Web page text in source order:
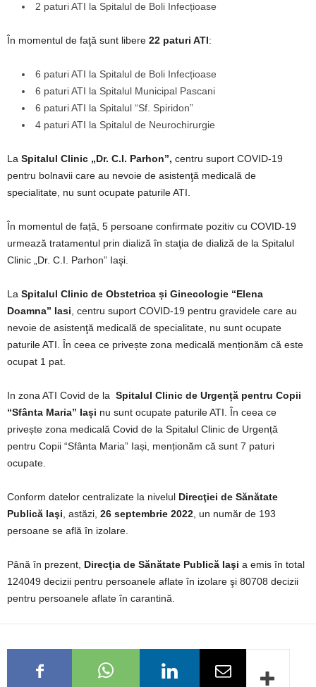
2 paturi ATI la Spitalul de Boli Infecțioase
În momentul de faţă sunt libere 22 paturi ATI:
6 paturi ATI la Spitalul de Boli Infecțioase
6 paturi ATI la Spitalul Municipal Pascani
6 paturi ATI la Spitalul “Sf. Spiridon”
4 paturi ATI la Spitalul de Neurochirurgie
La Spitalul Clinic „Dr. C.I. Parhon”, centru suport COVID-19
pentru bolnavii care au nevoie de asistenţă medicală de
specialitate, nu sunt ocupate paturile ATI.
În momentul de față, 5 persoane confirmate pozitiv cu COVID-19
urmează tratamentul prin dializă în staţia de dializă de la Spitalul
Clinic „Dr. C.I. Parhon” Iaşi.
La Spitalul Clinic de Obstetrica și Ginecologie “Elena
Doamna” Iasi , centru suport COVID-19 pentru gravidele care au
nevoie de asistenţă medicală de specialitate, nu sunt ocupate
paturile ATI. În ceea ce privește zona medicală menționăm că este
ocupat 1 pat.
In zona ATI Covid de la Spitalul Clinic de Urgență pentru Copii
“Sfânta Maria” Iași nu sunt ocupate paturile ATI. În ceea ce
privește zona medicală Covid de la Spitalul Clinic de Urgență
pentru Copii “Sfânta Maria” Iași, menționăm că sunt 7 paturi
ocupate.
Conform datelor centralizate la nivelul Direcţiei de Sănătate
Publică Iaşi , astăzi, 26 septembrie 2022 , un număr de 193
persoane se află în izolare.
Până în prezent, Direcţia de Sănătate Publică Iaşi a emis în total
124049 decizii pentru persoanele aflate în izolare şi 80708 decizii
pentru persoanele aflate în carantină.